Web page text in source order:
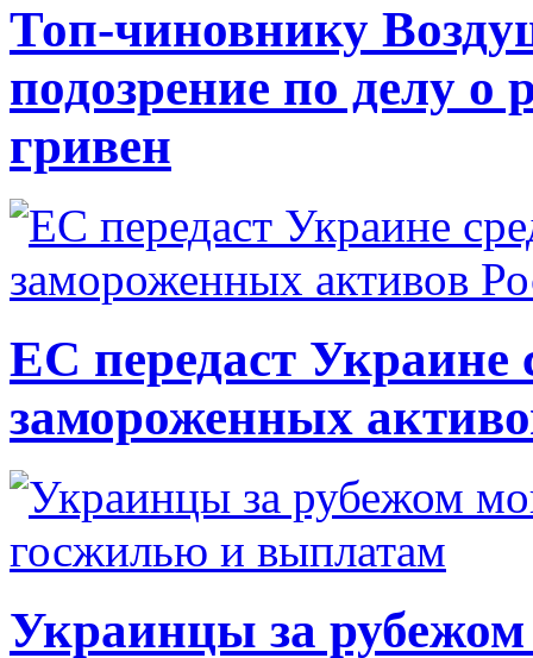
Топ-чиновнику
подозрение по делу о
гривен
ЕС передаст Украине
замороженных
Украинцы за рубежом